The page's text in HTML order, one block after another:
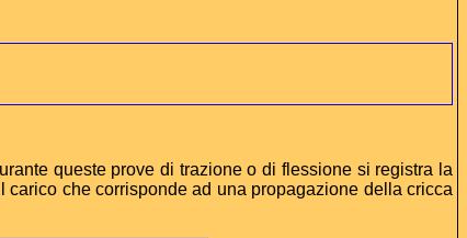
queste prove di trazione o di flessione si registra la
che corrisponde ad una propagazione della cricca